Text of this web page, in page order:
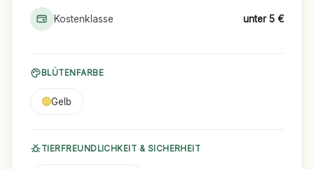
Kostenklasse unter 5 €
BLÜTENFARBE
Gelb
TIERFREUNDLICHKEIT & SICHERHEIT